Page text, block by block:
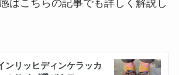
はこちらの記事でも詳しく解説し